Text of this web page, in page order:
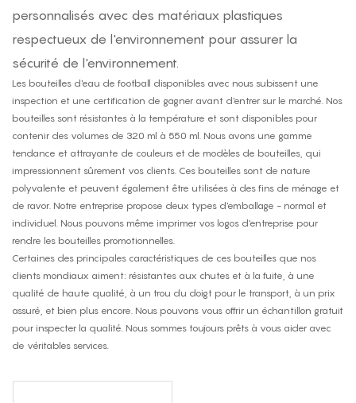
personnalisés avec des matériaux plastiques
respectueux de l'environnement pour assurer la
sécurité de l'environnement.
Les bouteilles d'eau de football disponibles avec nous subissent une
inspection et une certification de gagner avant d'entrer sur le marché. Nos
bouteilles sont résistantes à la température et sont disponibles pour
contenir des volumes de 320 ml à 550 ml. Nous avons une gamme
tendance et attrayante de couleurs et de modèles de bouteilles, qui
impressionnent sûrement vos clients. Ces bouteilles sont de nature
polyvalente et peuvent également être utilisées à des fins de ménage et
de ravor. Notre entreprise propose deux types d'emballage - normal et
individuel. Nous pouvons même imprimer vos logos d'entreprise pour
rendre les bouteilles promotionnelles.
Certaines des principales caractéristiques de ces bouteilles que nos
clients mondiaux aiment: résistantes aux chutes et à la fuite, à une
qualité de haute qualité, à un trou du doigt pour le transport, à un prix
assuré, et bien plus encore. Nous pouvons vous offrir un échantillon gratuit
pour inspecter la qualité. Nous sommes toujours prêts à vous aider avec
de véritables services.